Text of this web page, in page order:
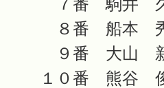
７番 駒井
８番 船本
９番 大山
１０番 熊谷